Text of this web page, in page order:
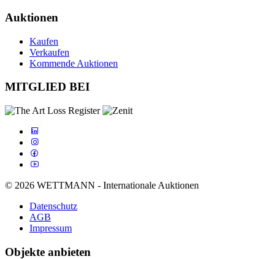
Auktionen
Kaufen
Verkaufen
Kommende Auktionen
MITGLIED BEI
© 2026 WETTMANN - Internationale Auktionen
Datenschutz
AGB
Impressum
Objekte anbieten